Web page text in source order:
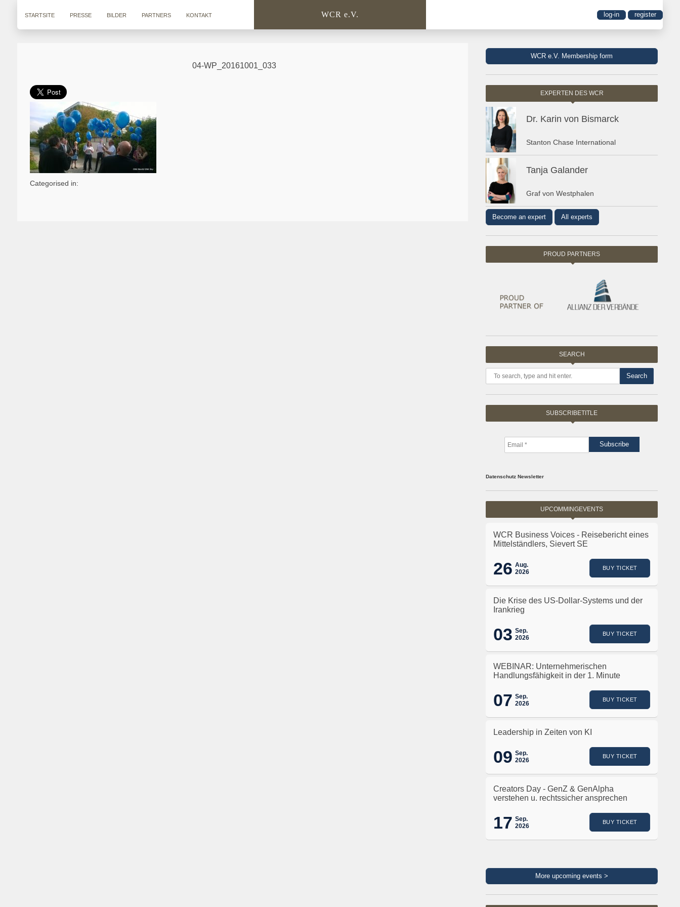
STARTSITE PRESSE BILDER PARTNERS KONTAKT WCR e.V. log-in register
04-WP_20161001_033
Categorised in:
WCR e.V. Membership form
EXPERTEN DES WCR
Dr. Karin von Bismarck
Stanton Chase International
Tanja Galander
Graf von Westphalen
Become an expert All experts
PROUD PARTNERS
SEARCH
Search
SUBSCRIBETITLE
Datenschutz Newsletter
UPCOMMINGEVENTS
WCR Business Voices - Reisebericht eines
Mittelständlers, Sievert SE
26 Aug.
2026
BUY TICKET
Die Krise des US-Dollar-Systems und der
Irankrieg
03 Sep.
2026
BUY TICKET
WEBINAR: Unternehmerischen
Handlungsfähigkeit in der 1. Minute
07 Sep.
2026
BUY TICKET
Leadership in Zeiten von KI
09 Sep.
2026
BUY TICKET
Creators Day - GenZ & GenAlpha
verstehen u. rechtssicher ansprechen
17 Sep.
2026
BUY TICKET
More upcoming events >